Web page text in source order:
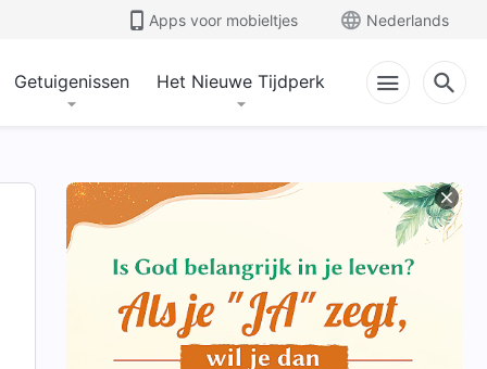
Apps voor mobieltjes Nederlands
Getuigenissen Het Nieuwe Tijdperk